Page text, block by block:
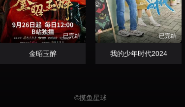
已完结
金昭玉醉
已完结
我的少年时代2024
©摸鱼星球